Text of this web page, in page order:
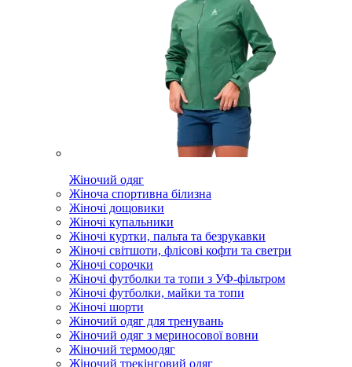
Жіночий одяг
Жіноча спортивна білизна
Жіночі дощовики
Жіночі купальники
Жіночі куртки, пальта та безрукавки
Жіночі світшоти, флісові кофти та светри
Жіночі сорочки
Жіночі футболки та топи з УФ-фільтром
Жіночі футболки, майки та топи
Жіночі шорти
Жіночий одяг для тренувань
Жіночий одяг з мериносової вовни
Жіночий термоодяг
Жіночий трекінговий одяг